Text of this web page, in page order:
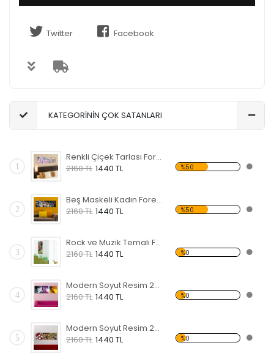
Twitter Facebook
KATEGORİNİN ÇOK SATANLARI
1
Renkli Çiçek Tarlası Forex Tablo
2160 TL 1440 TL %50
2
Beş Maskeli Kadın Forex Tablo
2160 TL 1440 TL %50
3
Rock ve Muzik Temalı Forex Tablo
2160 TL 1440 TL %0
4
Modern Soyut Resim 25 Forex Tablo
2160 TL 1440 TL %0
5
Modern Soyut Resim 24 Forex Tablo
2160 TL 1440 TL %0